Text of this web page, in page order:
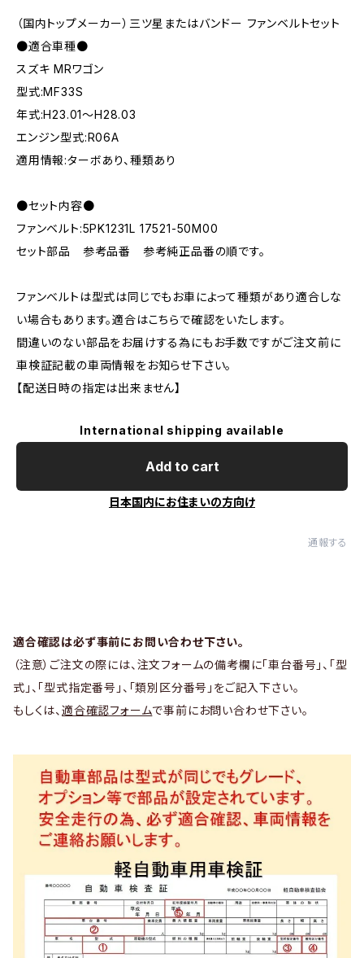
（国内トップメーカー）三ツ星またはバンドー ファンベルトセット
●適合車種●
スズキ MRワゴン
型式:MF33S
年式:H23.01～H28.03
エンジン型式:R06A
適用情報:ターボあり、種類あり
●セット内容●
ファンベルト:5PK1231L 17521-50M00
セット部品 参考品番 参考純正品番の順です。
ファンベルトは型式は同じでもお車によって種類があり適合しな
い場合もあります。適合はこちらで確認をいたします。
間違いのない部品をお届けする為にもお手数ですがご注文前に
車検証記載の車両情報をお知らせ下さい。
【配送日時の指定は出来ません】
International shipping available
Add to cart
日本国内にお住まいの方向け
通報する
適合確認は必ず事前にお問い合わせ下さい。
（注意）ご注文の際には、注文フォームの備考欄に「車台番号」、「型
式」、「型式指定番号」、「類別区分番号」をご記入下さい。
もしくは、 適合確認フォームで事前にお問い合わせ下さい。